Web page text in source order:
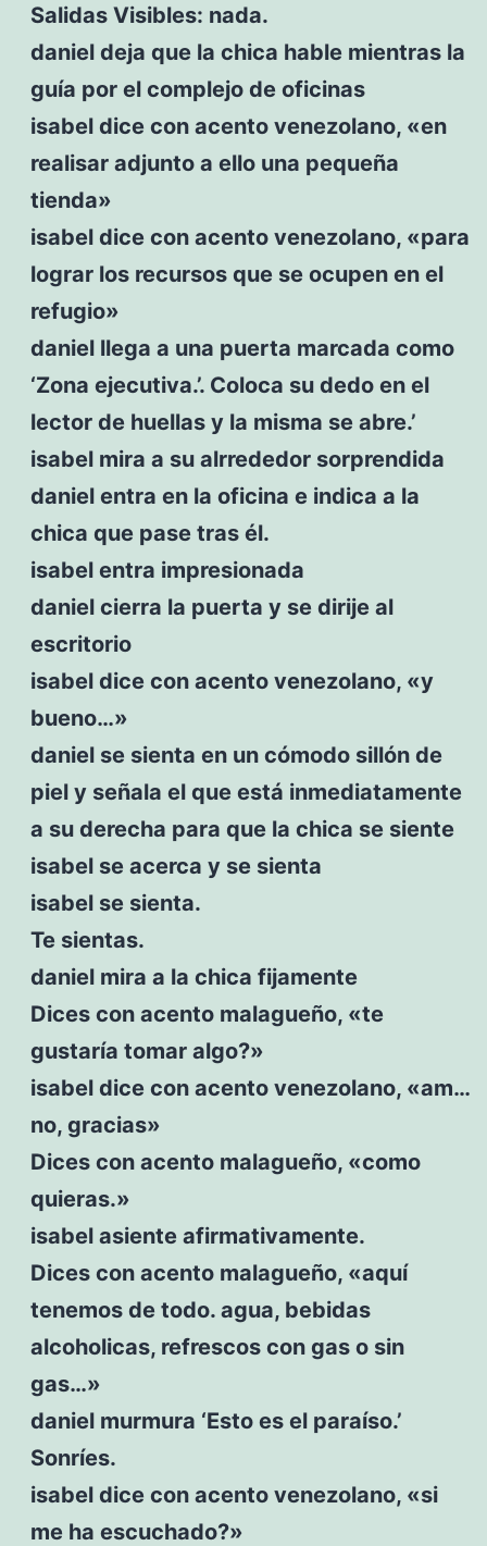
Salidas Visibles: nada.
daniel deja que la chica hable mientras la
guía por el complejo de oficinas
isabel dice con acento venezolano, «en
realisar adjunto a ello una pequeña
tienda»
isabel dice con acento venezolano, «para
lograr los recursos que se ocupen en el
refugio»
daniel llega a una puerta marcada como
‘Zona ejecutiva.’. Coloca su dedo en el
lector de huellas y la misma se abre.’
isabel mira a su alrrededor sorprendida
daniel entra en la oficina e indica a la
chica que pase tras él.
isabel entra impresionada
daniel cierra la puerta y se dirije al
escritorio
isabel dice con acento venezolano, «y
bueno…»
daniel se sienta en un cómodo sillón de
piel y señala el que está inmediatamente
a su derecha para que la chica se siente
isabel se acerca y se sienta
isabel se sienta.
Te sientas.
daniel mira a la chica fijamente
Dices con acento malagueño, «te
gustaría tomar algo?»
isabel dice con acento venezolano, «am…
no, gracias»
Dices con acento malagueño, «como
quieras.»
isabel asiente afirmativamente.
Dices con acento malagueño, «aquí
tenemos de todo. agua, bebidas
alcoholicas, refrescos con gas o sin
gas…»
daniel murmura ‘Esto es el paraíso.’
Sonríes.
isabel dice con acento venezolano, «si
me ha escuchado?»